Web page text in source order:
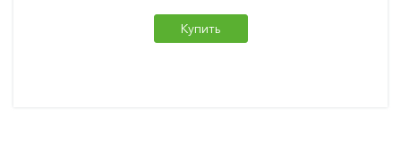
Купить